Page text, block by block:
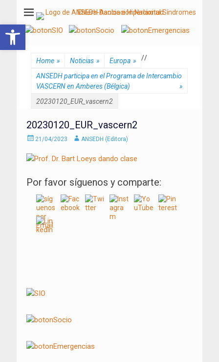
ANSEDH
Asociación Nacional del Síndrome de Ehlers-Danlos e Hiperlaxitud
Home » Noticias » /
Europa » /
ANSEDH participa en el Programa de Intercambio
VASCERN en Amberes (Bélgica)
»
20230120_EUR_vascern2
20230120_EUR_vascern2
Enviado
21/04/2023 AutorANSEDH (Editora)
Por favor síguenos y comparte:
entradas
Abrir barra de herramientas